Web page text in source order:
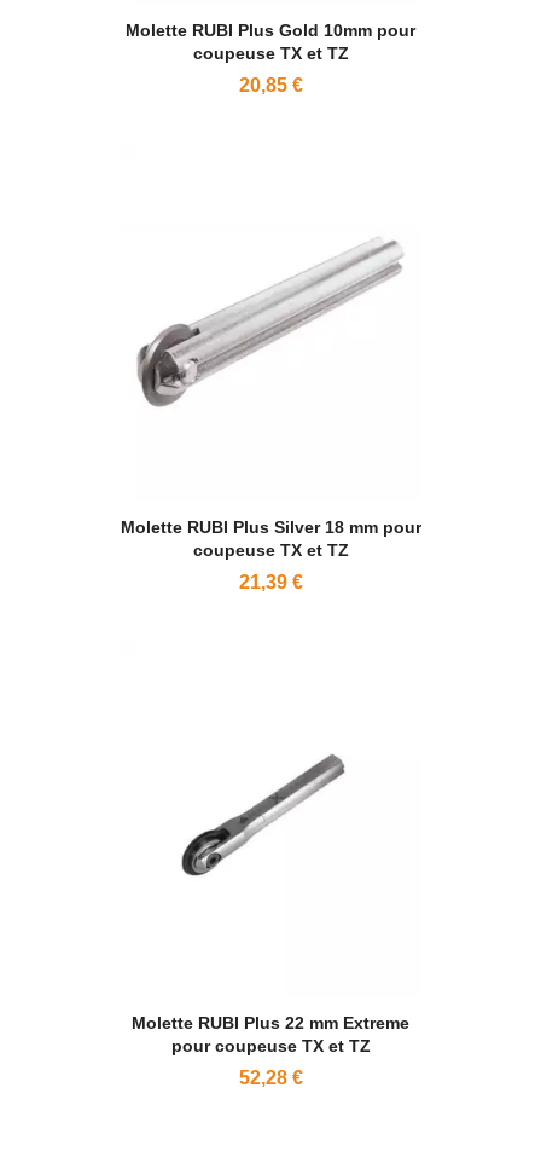
Molette RUBI Plus Gold 10mm pour
coupeuse TX et TZ
20,85 €
Molette RUBI Plus Silver 18 mm pour
coupeuse TX et TZ
21,39 €
Molette RUBI Plus 22 mm Extreme
pour coupeuse TX et TZ
52,28 €